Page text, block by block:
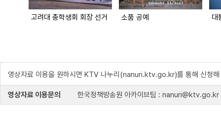
고려대 총학생회 회장 선거 소품 공예 대
영상자료 이용을 원하시면 KTV 나누리(nanuri.ktv.go.kr)를 통해 신청해
영상자료 이용문의 한국정책방송원 아카이브팀 : nanuri@ktv.go.kr